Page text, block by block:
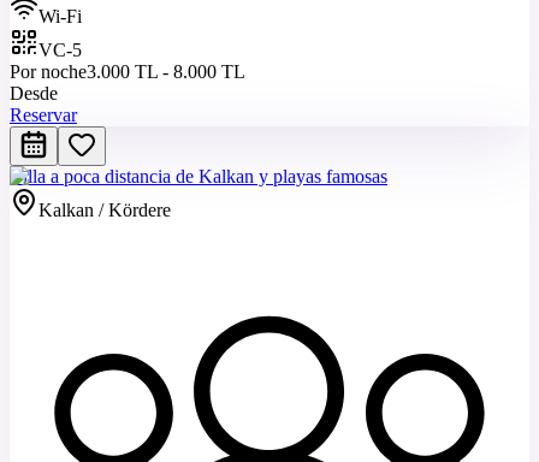
Wi-Fi
VC-5
Por noche3.000 TL - 8.000 TL
Desde
Reservar
Villa a poca distancia de Kalkan y playas famosas
Kalkan / Kördere